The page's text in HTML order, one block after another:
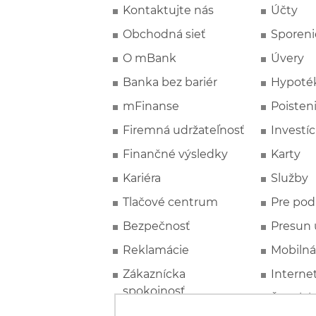
Kontaktujte nás
Obchodná sieť
O mBank
Banka bez bariér
mFinanse
Firemná udržateľnosť
Finančné výsledky
Kariéra
Tlačové centrum
Bezpečnosť
Reklamácie
Zákaznícka
spokojnosť
Účty
Úvery
Karty
Služby
Pre
Presun